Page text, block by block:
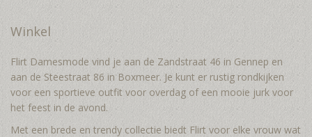
Winkel
Flirt Damesmode vind je aan de Zandstraat 46 in Gennep en
aan de Steestraat 86 in Boxmeer. Je kunt er rustig rondkijken
voor een sportieve outfit voor overdag of een mooie jurk voor
het feest in de avond.
Met een brede en trendy collectie biedt Flirt voor elke vrouw wat